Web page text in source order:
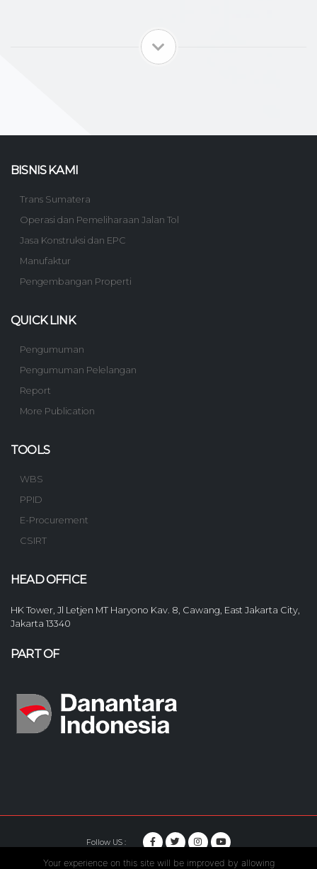
BISNIS KAMI
Trans Sumatera
Operasi dan Pemeliharaan Jalan Tol
Jasa Konstruksi dan EPC
Manufaktur
Pengembangan Properti
QUICK LINK
Pengumuman
Pengumuman Pelelangan
Report
More Publication
TOOLS
WBS
PPID
E-Procurement
CSIRT
HEAD OFFICE
HK Tower, Jl Letjen MT Haryono Kav. 8, Cawang, East Jakarta City,
Jakarta 13340
PART OF
Follow US :
© Copyright 2020. Hutama Karya All Rights Reserved.
Your experience on this site will be improved by allowing